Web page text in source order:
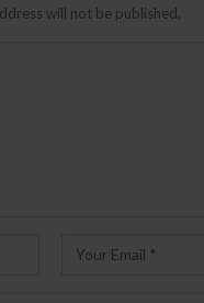
will not be published.